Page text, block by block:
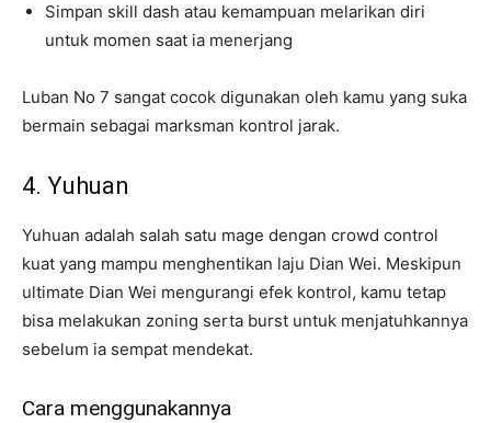
Simpan skill dash atau kemampuan melarikan diri
untuk momen saat ia menerjang
Luban No 7 sangat cocok digunakan oleh kamu yang suka
bermain sebagai marksman kontrol jarak.
4. Yuhuan
Yuhuan adalah salah satu mage dengan crowd control
kuat yang mampu menghentikan laju Dian Wei. Meskipun
ultimate Dian Wei mengurangi efek kontrol, kamu tetap
bisa melakukan zoning serta burst untuk menjatuhkannya
sebelum ia sempat mendekat.
Cara menggunakannya